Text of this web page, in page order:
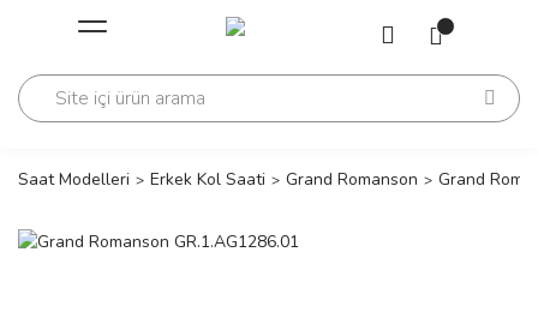
Geri Dön
Geri Dön
Saat Modelleri Erkek Kol Saati Grand Romanson Grand